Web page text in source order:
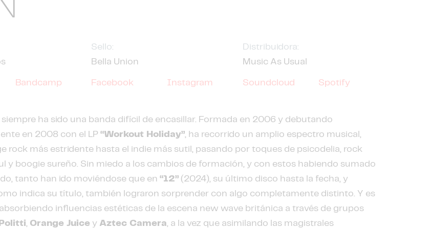
Sello:
Bella Union
Distribuidora:
Music As Usual
Bandcamp Facebook Instagram Soundcloud
Spotify
siempre ha sido una banda difícil de encasillar. Formada en 2006 y debutando
en 2008 con el LP “Workout Holiday”, ha recorrido un amplio espectro musical,
rock más estridente hasta el indie más sutil, pasando por toques de psicodelia, rock
y boogie sureño. Sin miedo a los cambios de formación, y con estos habiendo sumado
tanto han ido moviéndose que en “12” (2024), su último disco hasta la fecha, y
indica su título, también lograron sorprender con algo completamente distinto. Y es
influencias estéticas de la escena new wave británica a través de grupos
, Orange Juice y Aztec Camera, a la vez que asimilando las magistrales